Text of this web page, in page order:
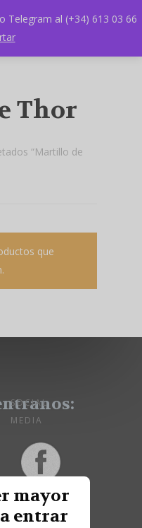
Thor
“Martillo de
que
SOCIAL
MEDIA
mayor
entrar
Telegram al (+34) 613 03 66